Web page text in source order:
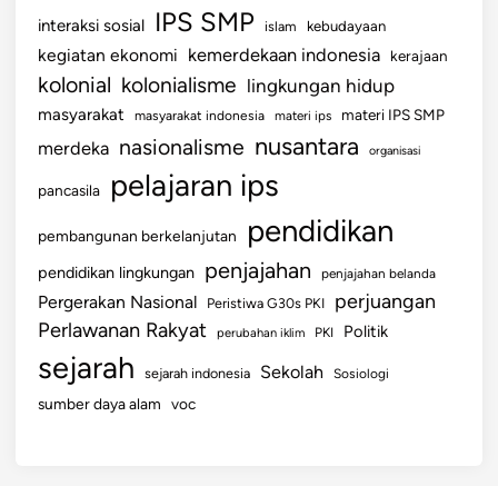
interaksi sosial IPS SMP islam kebudayaan
kegiatan ekonomi kemerdekaan indonesia kerajaan
kolonial kolonialisme lingkungan hidup
masyarakat masyarakat indonesia materi ips materi IPS SMP
merdeka nasionalisme nusantara organisasi
pancasila pelajaran ips
pembangunan berkelanjutan pendidikan
pendidikan lingkungan penjajahan penjajahan belanda
Pergerakan Nasional Peristiwa G30s PKI perjuangan
Perlawanan Rakyat perubahan iklim PKI Politik
sejarah sejarah indonesia Sekolah Sosiologi
sumber daya alam voc